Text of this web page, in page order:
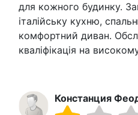
для кожного будинку.
італійську кухню,
комфортний диван.
кваліфікація на
Констанция